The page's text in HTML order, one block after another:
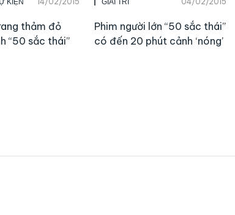
thảm đỏ
“50 sắc thái”
Phim người lớn “50 sắc thái”
có đến 20 phút cảnh ‘nóng’